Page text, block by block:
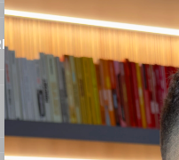
COMO FAÇO?